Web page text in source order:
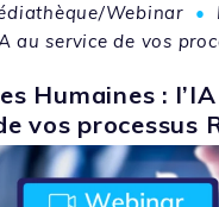
Webinar •
au service de vos
Humaines :
vos processus